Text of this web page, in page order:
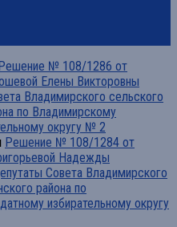
№ 108/1286 от
Елены Викторовны
Владимирского сельского
по Владимирскому
округу № 2
Решение № 108/1284 от
Надежды
Совета Владимирского
района по
избирательному округу